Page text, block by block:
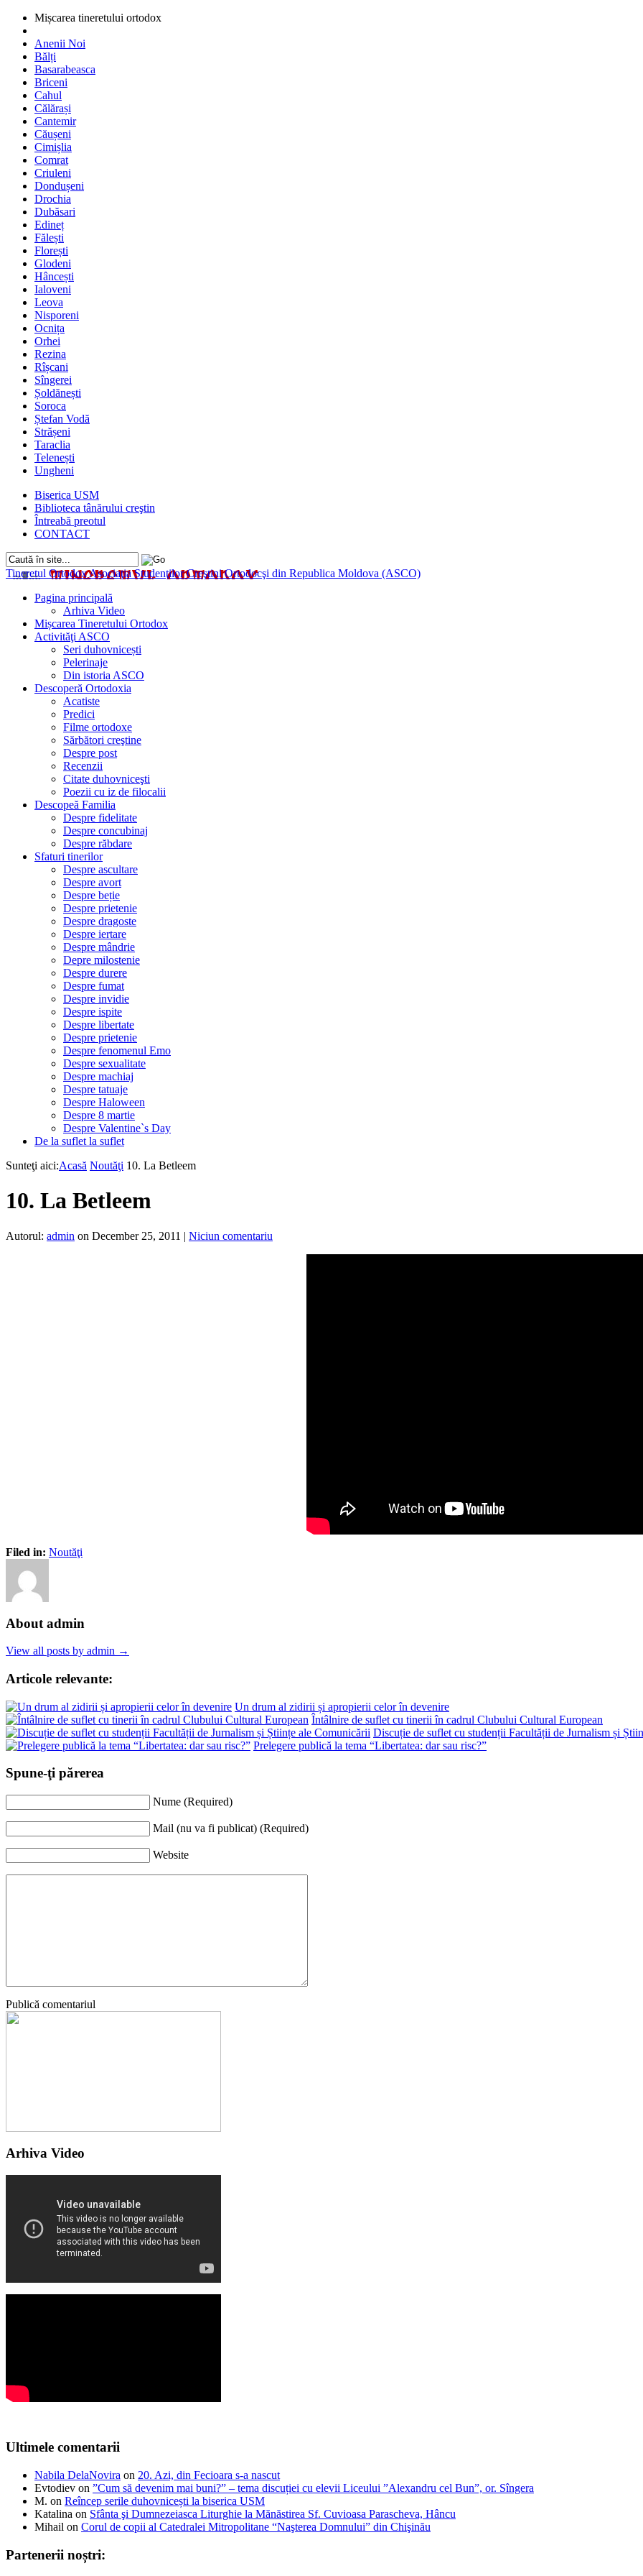
Mișcarea tineretului ortodox
Anenii Noi
Bălți
Basarabeasca
Briceni
Cahul
Călărași
Cantemir
Căușeni
Cimișlia
Comrat
Criuleni
Dondușeni
Drochia
Dubăsari
Edineț
Fălești
Florești
Glodeni
Hâncești
Ialoveni
Leova
Nisporeni
Ocnița
Orhei
Rezina
Rîșcani
Sîngerei
Șoldănești
Soroca
Ștefan Vodă
Strășeni
Taraclia
Telenești
Ungheni
Biserica USM
Biblioteca tânărului creştin
Întreabă preotul
CONTACT
Tineretul OrtodoxAsociaţia Studenţilor Creştini Ortodocşi din Republica Moldova (ASCO)
Pagina principală
Arhiva Video
Mișcarea Tineretului Ortodox
Activităţi ASCO
Seri duhovnicești
Pelerinaje
Din istoria ASCO
Descoperă Ortodoxia
Acatiste
Predici
Filme ortodoxe
Sărbători creştine
Despre post
Recenzii
Citate duhovniceşti
Poezii cu iz de filocalii
Descopeă Familia
Despre fidelitate
Despre concubinaj
Despre răbdare
Sfaturi tinerilor
Despre ascultare
Despre avort
Despre beție
Despre prietenie
Despre dragoste
Despre iertare
Despre mândrie
Depre milostenie
Despre durere
Despre fumat
Despre invidie
Despre ispite
Despre libertate
Despre prietenie
Despre fenomenul Emo
Despre sexualitate
Despre machiaj
Despre tatuaje
Despre Haloween
Despre 8 martie
Despre Valentine`s Day
De la suflet la suflet
Sunteţi aici:Acasă Noutăţi 10. La Betleem
10. La Betleem
Autorul: admin on December 25, 2011 | Niciun comentariu
Filed in: Noutăţi
About admin
View all posts by admin →
Articole relevante:
Un drum al zidirii și apropierii celor în devenire
Întâlnire de suflet cu tinerii în cadrul Clubului Cultural European
Discuție de suflet cu studenții Facultății de Jurnalism și
Prelegere publică la tema “Libertatea: dar sau risc?”
Spune-ţi părerea
Nume (Required)
Mail (nu va fi publicat) (Required)
Website
Publică comentariul
Arhiva Video
Ultimele comentarii
Nabila DelaNovira on 20. Azi, din Fecioara s-a nascut
Evtodiev on ”Cum să devenim mai buni?” – tema discuției cu elevii Liceului ”Alexandru cel Bun”, or. Sîngera
M. on Reîncep serile duhovnicești la biserica USM
Katalina on Sfânta şi Dumnezeiasca Liturghie la Mănăstirea Sf. Cuvioasa Parascheva, Hâncu
Mihail on Corul de copii al Catedralei Mitropolitane “Naşterea Domnului” din Chişinău
Partenerii noștri: